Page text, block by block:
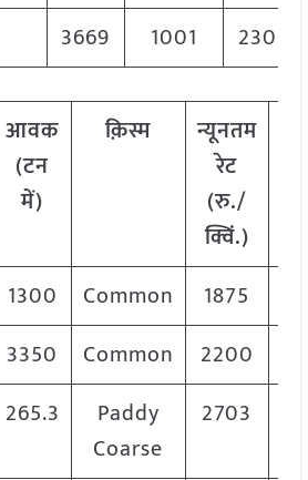
3669 1001 2300
आवक
(टन
में)
क़िस्म
न्यूनतम
रेट
(रु./
क्विं.)
1300 Common 1875
3350 Common 2200
265.3
Paddy
Coarse
2703